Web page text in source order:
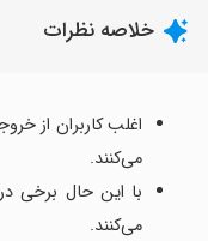
خلاصه نظرات
اغلب کاربران از
می‌کنند.
با این حال برخی
می‌کنند.